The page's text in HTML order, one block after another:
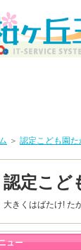
＞ 認定こども園た
認定こど
大きくはばたけ! た